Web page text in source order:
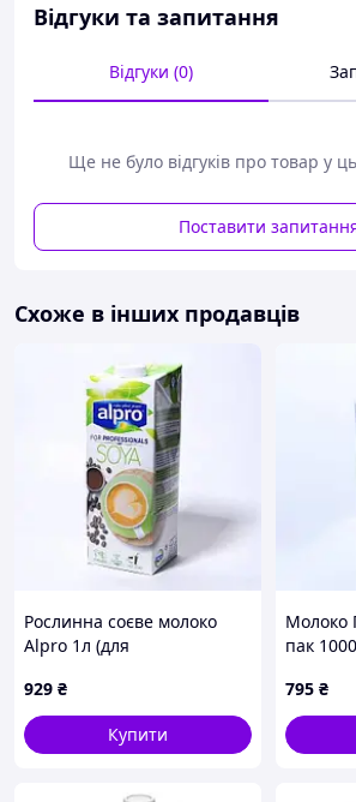
Відгуки та запитання
Відгуки (0)
Ще не було відгуків про товар у
Поставити
Схоже в інших продавців
Рослинна соєве молоко
Alpro 1л (для
Артикул 30013
929 ₴
Купити
Молоко
пак
795 ₴